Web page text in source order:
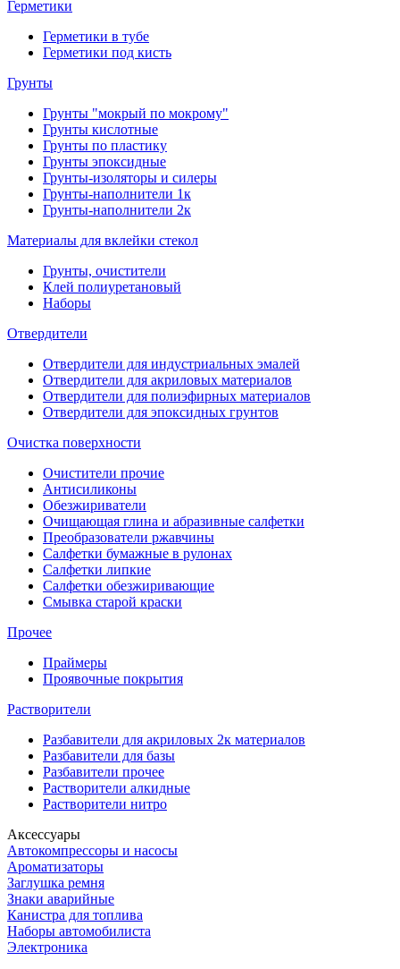
Герметики
Герметики в тубе
Герметики под кисть
Грунты
Грунты "мокрый по мокрому"
Грунты кислотные
Грунты по пластику
Грунты эпоксидные
Грунты-изоляторы и силеры
Грунты-наполнители 1к
Грунты-наполнители 2к
Материалы для вклейки стекол
Грунты, очистители
Клей полиуретановый
Наборы
Отвердители
Отвердители для индустриальных эмалей
Отвердители для акриловых материалов
Отвердители для полиэфирных материалов
Отвердители для эпоксидных грунтов
Очистка поверхности
Очистители прочие
Антисиликоны
Обезжириватели
Очищающая глина и абразивные салфетки
Преобразователи ржавчины
Салфетки бумажные в рулонах
Салфетки липкие
Салфетки обезжиривающие
Смывка старой краски
Прочее
Праймеры
Проявочные покрытия
Растворители
Разбавители для акриловых 2к материалов
Разбавители для базы
Разбавители прочее
Растворители алкидные
Растворители нитро
Аксессуары
Автокомпрессоры и насосы
Ароматизаторы
Заглушка ремня
Знаки аварийные
Канистра для топлива
Наборы автомобилиста
Электроника